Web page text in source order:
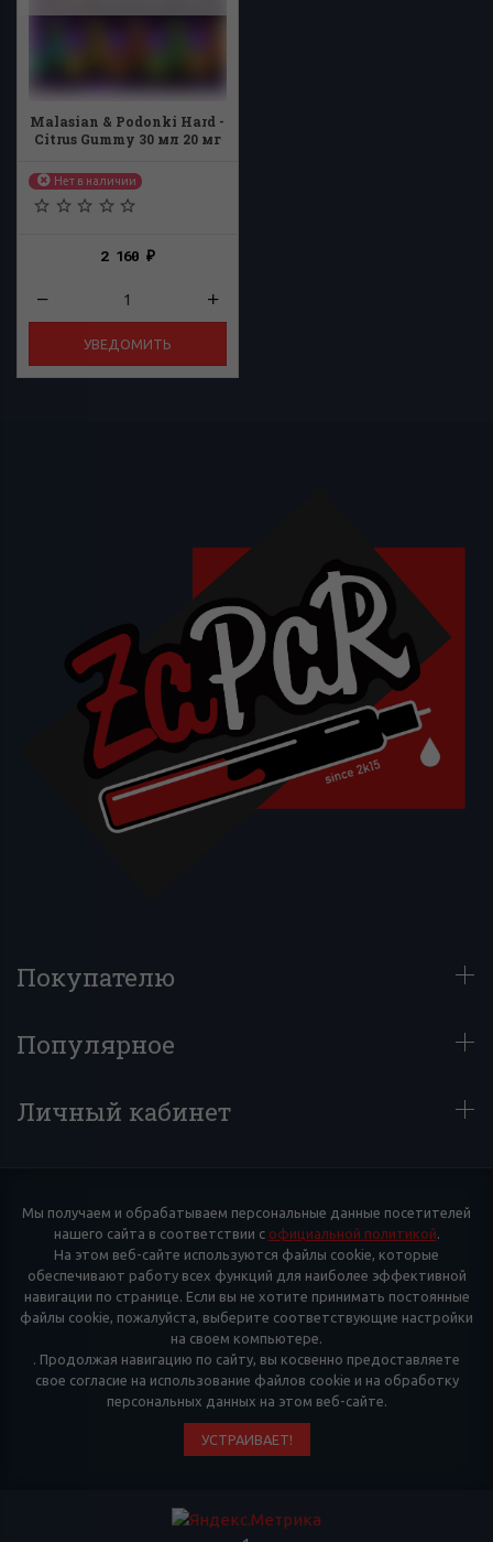
Malasian & Podonki Hard -
Citrus Gummy 30 мл 20 мг
Нет в наличии
2 160₽
УВЕДОМИТЬ
Покупателю
Популярное
Личный кабинет
Мы получаем и обрабатываем персональные данные посетителей
нашего сайта в соответствии с официальной политикой.
На этом веб-сайте используются файлы cookie, которые
обеспечивают работу всех функций для наиболее эффективной
навигации по странице. Если вы не хотите принимать постоянные
файлы cookie, пожалуйста, выберите соответствующие настройки
на своем компьютере.
. Продолжая навигацию по сайту, вы косвенно предоставляете
свое согласие на использование файлов cookie и на обработку
персональных данных на этом веб-сайте.
УСТРАИВАЕТ!